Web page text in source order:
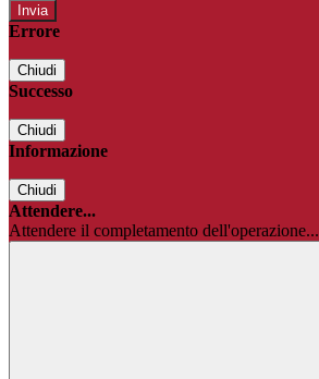
Errore
Chiudi
Successo
Chiudi
Informazione
Chiudi
Attendere...
Attendere il completamento dell'operazione...